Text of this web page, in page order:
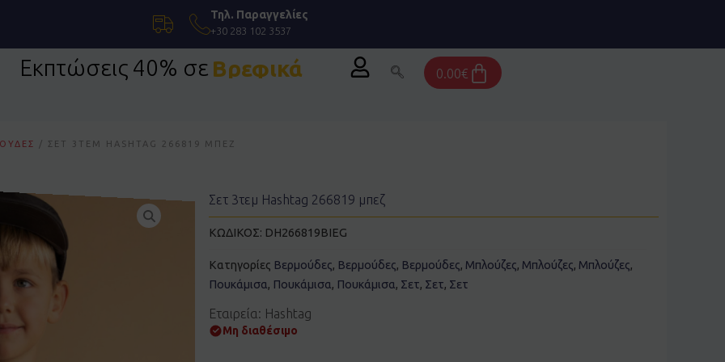
Τηλ. Παραγγελίες
+30 283 102 3537
Εκπτώσεις 40% σε Βρεφικά 0.00€Cart
/ ΣΕΤ 3ΤΕΜ HASHTAG 266819 ΜΠΕΖ
Σετ 3τεμ Hashtag 266819 μπεζ
ΚΩΔΙΚΟΣ: DH266819BIEG
Κατηγορίες Βερμούδες, Βερμούδες, Βερμούδες, Μπλούζες, Μπλούζες, Μπλούζες,
Πουκάμισα, Πουκάμισα, Πουκάμισα, Σετ, Σετ, Σετ
Εταιρεία: Hashtag
Μη διαθέσιμο